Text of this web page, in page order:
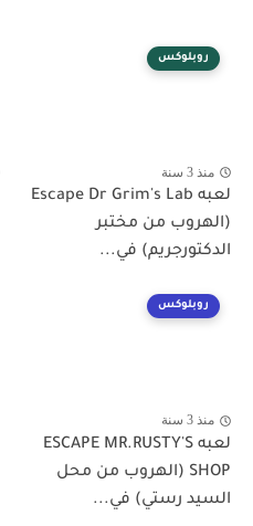
روبلوكس
منذ 3 سنة
لعبه Escape Dr Grim's Lab
(الهروب من مختبر
الدكتورجريم) في...
روبلوكس
منذ 3 سنة
لعبه ESCAPE MR.RUSTY'S
SHOP (الهروب من محل
السيد رستي) في...